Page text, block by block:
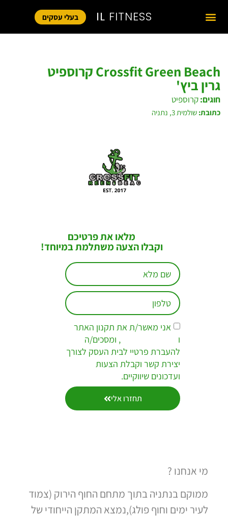
IL FITNESS בעלי עסקים
Crossfit Green Beach קרוספיט
גרין ביץ'
חוגים:קרוספיט
כתובת: שולמית 3, נתניה
מלאו את פרטיכם
וקבלו הצעה משתלמת במיוחד!
אני מאשר/ת את תקנון האתר
ו
, ומסכים/ה
להעברת פרטיי לבית העסק לצורך
יצירת קשר וקבלת הצעות
ועדכונים שיווקיים.
תחזרו אלי
מי אנחנו ?
ממוקם בנתניה בתוך מתחם החוף הירוק (צמוד
לעיר ימים וחוף פולג),נמצא המתקן הייחודי של